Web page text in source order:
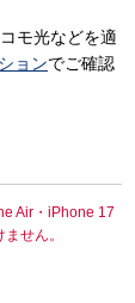
モ光などを適
ョンでご確認
Air・iPhone 17
せん。